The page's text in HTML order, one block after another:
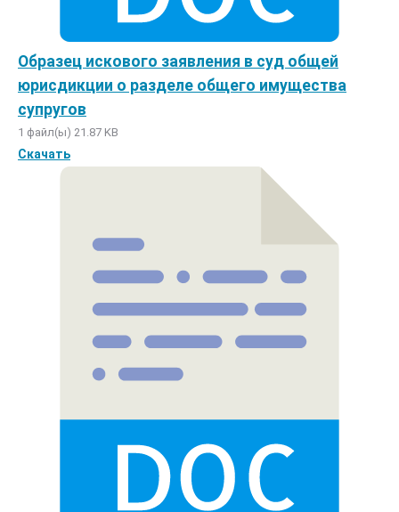
Образец искового заявления в суд общей
юрисдикции о разделе общего имущества
супругов
1 файл(ы) 21.87 KB
Скачать